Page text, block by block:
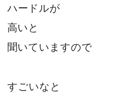
ハードルが
高いと
聞いていますので
すごいなと